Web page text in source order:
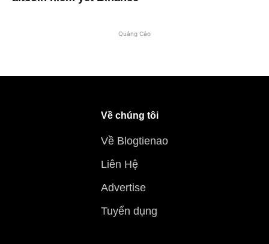
Quảng Cáo
Về chúng tôi
Về Blogtienao
Liên Hệ
Advertise
Tuyển dụng